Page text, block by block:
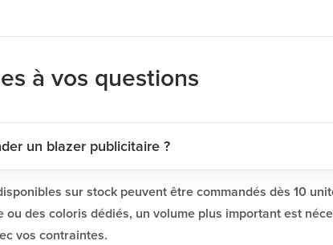
à vos questions
un blazer publicitaire ?
sur stock peuvent être commandés dès 10
des coloris dédiés, un volume plus important est
vos contraintes.